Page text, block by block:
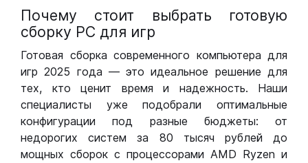
Почему стоит выбрать готовую
сборку РС для игр
Готовая сборка современного компьютера для
игр 2025 года — это идеальное решение для
тех, кто ценит время и надежность. Наши
специалисты уже подобрали оптимальные
конфигурации под разные бюджеты: от
недорогих систем за 80 тысяч рублей до
мощных сборок с процессорами AMD Ryzen и